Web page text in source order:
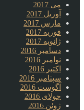
می 2017
آوریل 2017
مارس 2017
فوریه 2017
ژانویه 2017
دسامبر 2016
نوامبر 2016
اکتبر 2016
سپتامبر 2016
آگوست 2016
جولای 2016
ژوئن 2016